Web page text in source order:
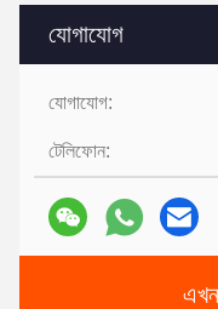
যোগাযোগ
যোগাযোগ:
টেলিফোন: